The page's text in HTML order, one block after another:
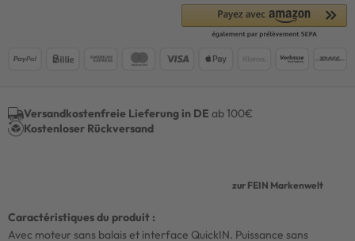
Versandkostenfreie Lieferung in DE ab 100€
Kostenloser Rückversand
zur FEIN Markenwelt
Caractéristiques du produit :
Avec moteur sans balais et interface QuickIN. Puissance sans